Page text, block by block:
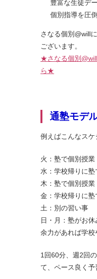
豊富な生徒デ
個別指導を圧
さなる個別@will
ございます。
★さなる個別
ら★
通塾モデ
例えばこんなスケ
火：塾で個別授業
水：学校帰りに塾
木：塾で個別授業
金：学校帰りに塾
土：別の習い事
日・月：塾がお
余力があれば学
1回60分、週2回
て、ペース良く予